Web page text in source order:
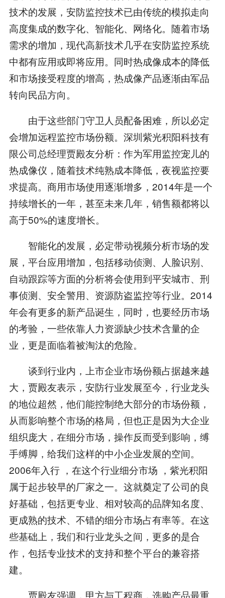
技术的发展，安防监控技术已由传统的模拟走向
高度集成的数字化、智能化、网络化。随着市场
需求的增加，现代高新技术几乎在安防监控系统
中都有应用或即将应用。同时热成像成本的降低
和市场接受程度的增高，热成像产品逐渐由军品
转向民品方向。
由于这些部门守卫人员配备困难，所以必定
会增加远程监控市场份额。深圳紫光积阳科技有
限公司总经理贾殿友分析：作为军用监控宠儿的
热成像仪，随着技术纯熟成本降低，夜视监控要
求提高。商用市场使用逐渐增多，2014年是一个
持续增长的一年，甚至未来几年，销售额都将以
高于50%的速度增长。
智能化的发展，必定带动视频分析市场的发
展，平台应用增加，包括移动侦测、人脸识别、
自动跟踪等方面的分析将会使用到平安城市、刑
事侦测、安全警用、资源防盗监控等行业。2014
年会有更多的新产品诞生，同时，也要经历市场
的考验，一些依靠人力资源缺少技术含量的企
业，更是面临着被淘汰的危险。
谈到行业内，上市企业市场份额占据越来越
大，贾殿友表示，安防行业发展至今，行业龙头
的地位超然，他们能控制绝大部分的市场份额，
从而影响整个市场的格局，但也正是因为大企业
组织庞大，在细分市场，操作反而受到影响，缚
手缚脚，给我们这样的中小企业发展的空间。
2006年入行 ，在这个行业细分市场 ，紫光积阳
属于起步较早的厂家之一。这就奠定了公司的良
好基础，包括更专业、相对较高的品牌知名度、
更成熟的技术、不错的细分市场占有率等。在这
些基础上，我们和行业龙头之间，更多的是合
作，包括专业技术的支持和整个平台的兼容搭
建。
贾殿友强调，甲方与工程商，选购产品最重